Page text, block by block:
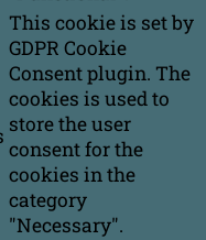
This cookie is set by
GDPR Cookie
Consent plugin. The
cookies is used to
store the user
consent for the
cookies in the
category
"Necessary".